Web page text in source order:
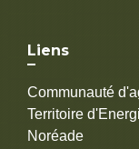
Liens
Communauté
Territoire
Noréade